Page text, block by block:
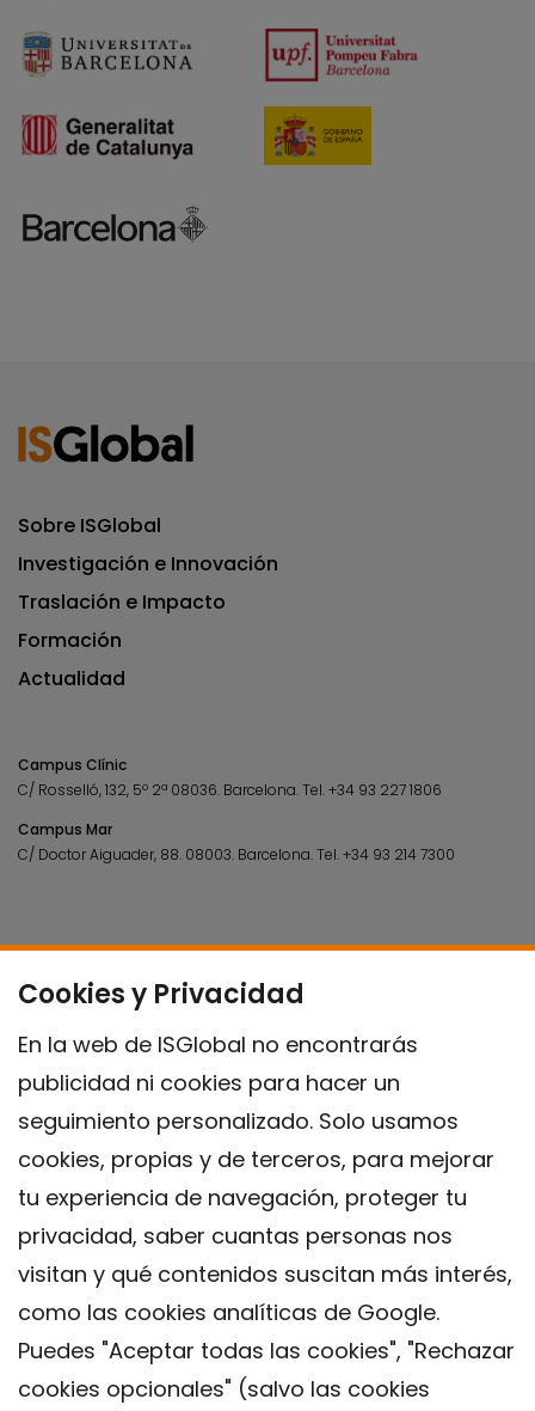
Cookies y Privacidad
En la web de ISGlobal no encontrarás
publicidad ni cookies para hacer un
seguimiento personalizado. Solo usamos
cookies, propias y de terceros, para mejorar
tu experiencia de navegación, proteger tu
privacidad, saber cuantas personas nos
visitan y qué contenidos suscitan más interés,
como las cookies analíticas de Google.
Puedes "Aceptar todas las cookies", "Rechazar
cookies opcionales" (salvo las cookies
Sobre ISGlobal
Investigación e Innovación
Traslación e Impacto
Formación
Actualidad
Campus Clínic
C/ Rosselló, 132, 5º 2ª 08036. Barcelona.Tel.+34 93 227 1806
Campus Mar
C/ Doctor Aiguader, 88. 08003. Barcelona.Tel.+34 93 214 7300